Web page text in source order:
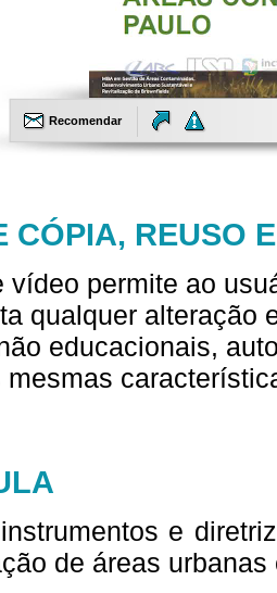
Recomendar
CÓPIA, REUSO
vídeo permite ao
qualquer alteração
educacionais,
e
de áreas